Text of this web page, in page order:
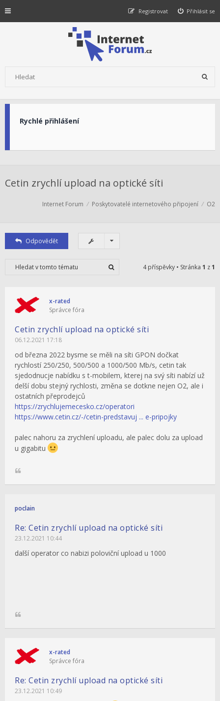
Přihlásit se
Registrovat
Rychlé přihlášení
Cetin zrychlí upload na optické síti
Internet Forum Poskytovatelé internetového připojení O2
Odpovědět
4 příspěvky • Stránka 1 z1
x-rated
Správce fóra
Cetin zrychlí upload na optické síti
06.12.2021 17:18
od března 2022 bysme se měli na síti GPON dočkat
rychlostí 250/250, 500/500 a 1000/500 Mb/s, cetin tak
sjedodnucje nabídku s t-mobilem, kterej na svý síti nabízí už
delší dobu stejný rychlosti, změna se dotkne nejen O2, ale i
ostatních přeprodejců
https://zrychlujemecesko.cz/operatori
https://www.cetin.cz/-/cetin-predstavuj ... e-pripojky
palec nahoru za zrychlení uploadu, ale palec dolu za upload
u gigabitu
poclain
Re: Cetin zrychlí upload na optické síti
23.12.2021 10:44
další operator co nabizi poloviční upload u 1000
x-rated
Správce fóra
Re: Cetin zrychlí upload na optické síti
23.12.2021 10:49